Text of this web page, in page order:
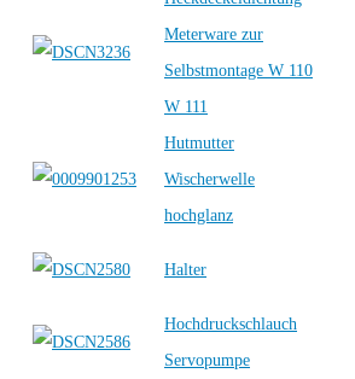
Meterware zur
Selbstmontage W 110
W 111
Hutmutter
Wischerwelle
hochglanz
Halter
Hochdruckschlauch
Servopumpe